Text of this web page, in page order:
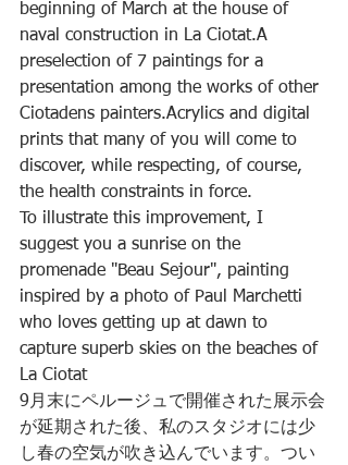
beginning of March at the house of
naval construction in La Ciotat.A
preselection of 7 paintings for a
presentation among the works of other
Ciotadens painters.Acrylics and digital
prints that many of you will come to
discover, while respecting, of course,
the health constraints in force.
To illustrate this improvement, I
suggest you a sunrise on the
promenade "Beau Sejour", painting
inspired by a photo of Paul Marchetti
who loves getting up at dawn to
capture superb skies on the beaches of
La Ciotat
9月末にペルージュで開催された展示会
が延期された後、私のスタジオには少
し春の空気が吹き込んでいます。つい